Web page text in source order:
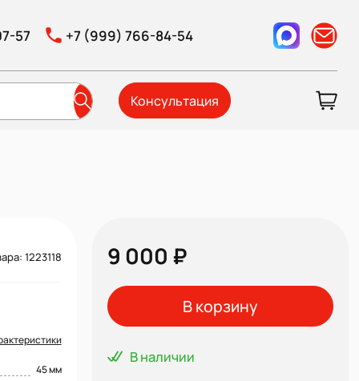
57 +7 (999) 766-84-54
Консультация
1223118
45 мм
9 000 ₽
В корзину
В наличии